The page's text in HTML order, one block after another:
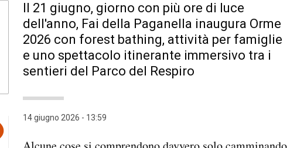
Il 21 giugno, giorno con più ore di luce
dell'anno, Fai della Paganella inaugura Orme
2026 con forest bathing, attività per famiglie
e uno spettacolo itinerante immersivo tra i
sentieri del Parco del Respiro
14 giugno 2026 - 13:59